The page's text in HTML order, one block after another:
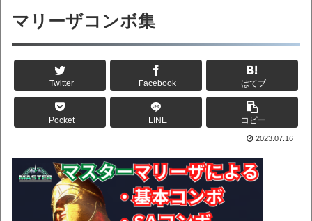
マリーザコンボ集
Twitter Facebook はてブ
Pocket LINE コピー
2023.07.16